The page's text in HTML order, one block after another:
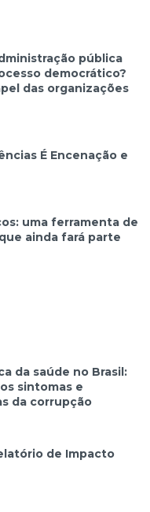
pública
democrático?
das organizações
É Encenação e
uma ferramenta de
ainda fará parte
da saúde no Brasil:
sintomas e
da corrupção
de Impacto